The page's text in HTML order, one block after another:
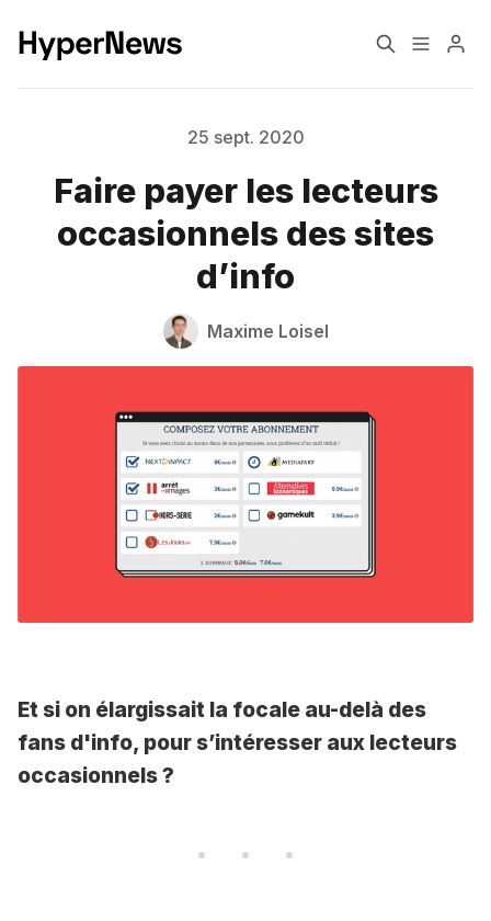
Engagement
Confiance Monétisation
Changement climatique
Pourquoi HyperNews? A propos de moi
25 sept. 2020
Faire payer les lecteurs
occasionnels des sites
d’info
Maxime Loisel
Et si on élargissait la focale au-delà des
fans d'info, pour s’intéresser aux lecteurs
occasionnels ?